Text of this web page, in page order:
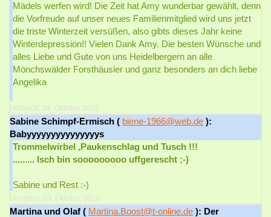
Mädels werfen wird! Die Zeit hat Amy wunderbar gewählt, denn
die Vorfreude auf unser neues Familienmitglied wird uns jetzt
die triste Winterzeit versüßen, also gibts dieses Jahr keine
Winterdepression!! Vielen Dank Amy. Die besten Wünsche und
alles Liebe und Gute von uns Heidelbergern an alle
Mönchswälder Forsthäusler und ganz besonders an dich liebe
Angelika
Mittwoch, 24. Oktober 2012
Sabine Schimpf-Ermisch ( biene-1966@web.de ):
Babyyyyyyyyyyyyyyys
Trommelwirbel ,Paukenschlag und Tusch !!!
......... Isch bin sooooooooo uffgerescht ;-)
Sabine und Rest :-)
Dienstag, 23. Oktober 2012
Martina und Olaf ( Martina.Boost@t-online.de ): Der